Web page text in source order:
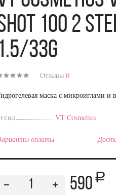
100 2
33g
Отзывы0
маска с микроиглами
VT Cosmetics
оплаты
590 a